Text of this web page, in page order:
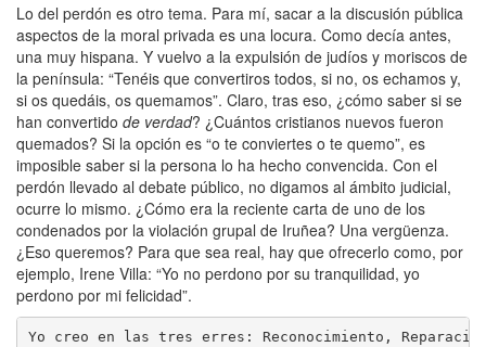
Lo del perdón es otro tema. Para mí, sacar a la discusión pública
aspectos de la moral privada es una locura. Como decía antes,
una muy hispana. Y vuelvo a la expulsión de judíos y moriscos de
la península: “Tenéis que convertiros todos, si no, os echamos y,
si os quedáis, os quemamos”. Claro, tras eso, ¿cómo saber si se
han convertido de verdad? ¿Cuántos cristianos nuevos fueron
quemados? Si la opción es “o te conviertes o te quemo”, es
imposible saber si la persona lo ha hecho convencida. Con el
perdón llevado al debate público, no digamos al ámbito judicial,
ocurre lo mismo. ¿Cómo era la reciente carta de uno de los
condenados por la violación grupal de Iruñea? Una vergüenza.
¿Eso queremos? Para que sea real, hay que ofrecerlo como, por
ejemplo, Irene Villa: “Yo no perdono por su tranquilidad, yo
perdono por mi felicidad”.
Yo creo en las tres erres: Reconocimiento,